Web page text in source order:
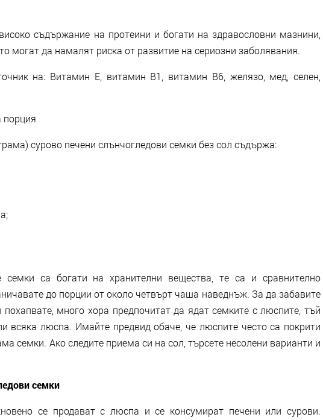
съдържание на протеини и богати на здравословни мазнини,
могат да намалят риска от развитие на сериозни заболявания.
на: Витамин Е, витамин B1, витамин B6, желязо, мед, селен,
порция
сурово печени слънчогледови семки без сол съдържа:
семки са богати на хранителни вещества, те са и сравнително
до порции от около четвърт чаша наведнъж. За да забавите
много хора предпочитат да ядат семките с люспите, тъй
всяка люспа. Имайте предвид обаче, че люспите често са покрити
семки. Ако следите приема си на сол, търсете несолени варианти и
семки
се продават с люспа и се консумират печени или сурови.